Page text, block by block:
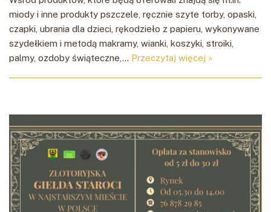
miody i inne produkty pszczele, ręcznie szyte torby, opaski,
czapki, ubrania dla dzieci, rękodzieło z papieru, wykonywane
szydełkiem i metodą makramy, wianki, koszyki, stroiki,
palmy, ozdoby świąteczne,… Przeczytaj więcej »